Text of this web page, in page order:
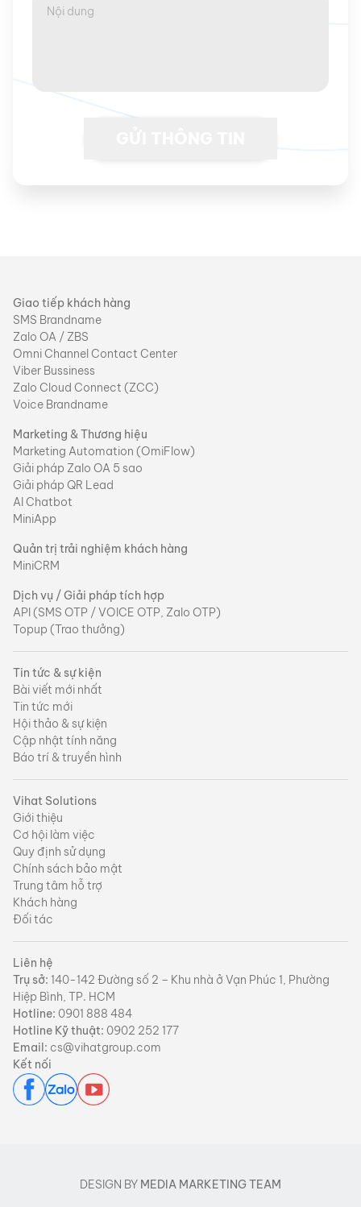
Nội dung
Giao tiếp khách hàng
SMS Brandname
Zalo OA / ZBS
Omni Channel Contact Center
Viber Bussiness
Zalo Cloud Connect (ZCC)
Voice Brandname
Marketing & Thương hiệu
Marketing Automation (OmiFlow)
Giải pháp Zalo OA 5 sao
Giải pháp QR Lead
AI Chatbot
MiniApp
Quản trị trải nghiệm khách hàng
MiniCRM
Dịch vụ / Giải pháp tích hợp
API (SMS OTP / VOICE OTP, Zalo OTP)
Topup (Trao thưởng)
Tin tức & sự kiện
Bài viết mới nhất
Tin tức mới
Hội thảo & sự kiện
Cập nhật tính năng
Báo trí & truyền hình
Vihat Solutions
Giới thiệu
Cơ hội làm việc
Quy định sử dụng
Chính sách bảo mật
Trung tâm hỗ trợ
Khách hàng
Đối tác
Liên hệ
Trụ sở: 140-142 Đường số 2 – Khu nhà ở Vạn Phúc 1, Phường
Hiệp Bình, TP. HCM
Hotline: 0901 888 484
Hotline Kỹ thuật: 0902 252 177
Email: cs@vihatgroup.com
Kết nối
DESIGN BY MEDIA MARKETING TEAM